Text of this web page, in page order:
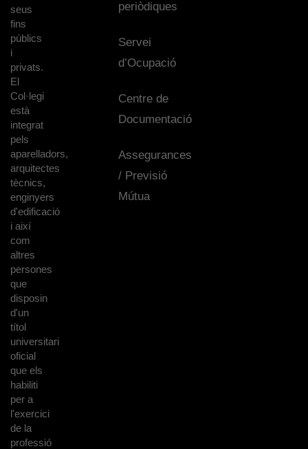
seus
fins
públics
i
privats.
El
Col·legi
està
integrat
pels
aparelladors,
arquitectes
tècnics,
enginyers
d'edificació
i així
com
altres
persones
que
disposin
d'un
títol
universitari
oficial
que els
habiliti
per a
l'exercici
de la
professió
periòdiques
Servei
d’Ocupació
Centre de
Documentació
Assegurances
/ Previsió
Mútua